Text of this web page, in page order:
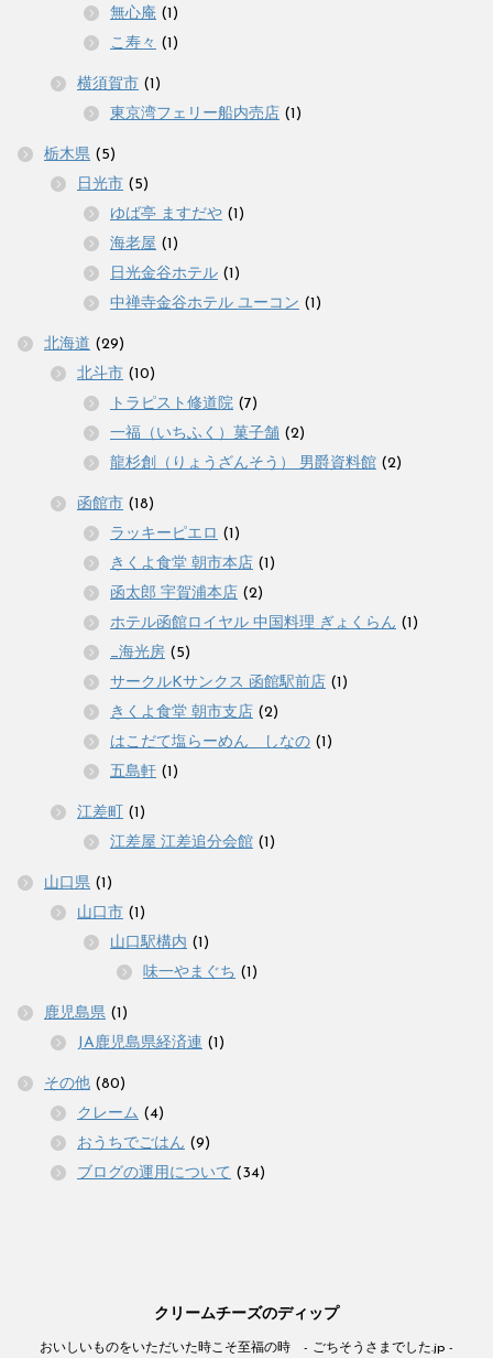
無心庵 (1)
こ寿々 (1)
横須賀市 (1)
東京湾フェリー船内売店 (1)
栃木県 (5)
日光市 (5)
ゆば亭 ますだや (1)
海老屋 (1)
日光金谷ホテル (1)
中禅寺金谷ホテル ユーコン (1)
北海道 (29)
北斗市 (10)
トラピスト修道院 (7)
一福（いちふく）菓子舗 (2)
龍杉創（りょうざんそう） 男爵資料館 (2)
函館市 (18)
ラッキーピエロ (1)
きくよ食堂 朝市本店 (1)
函太郎 宇賀浦本店 (2)
ホテル函館ロイヤル 中国料理 ぎょくらん (1)
_海光房 (5)
サークルKサンクス 函館駅前店 (1)
きくよ食堂 朝市支店 (2)
はこだて塩らーめん しなの (1)
五島軒 (1)
江差町 (1)
江差屋 江差追分会館 (1)
山口県 (1)
山口市 (1)
山口駅構内 (1)
味一やまぐち (1)
鹿児島県 (1)
JA鹿児島県経済連 (1)
その他 (80)
クレーム (4)
おうちでごはん (9)
ブログの運用について (34)
クリームチーズのディップ
おいしいものをいただいた時こそ至福の時 - ごちそうさまでした.jp -